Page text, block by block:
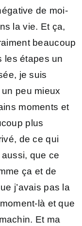
de moi-
la vie. Et ça,
beaucoup
les étapes un
je suis
peu mieux
moments et
plus
de ce qui
que ce
ça et de
j’avais pas la
là et que
Et ma